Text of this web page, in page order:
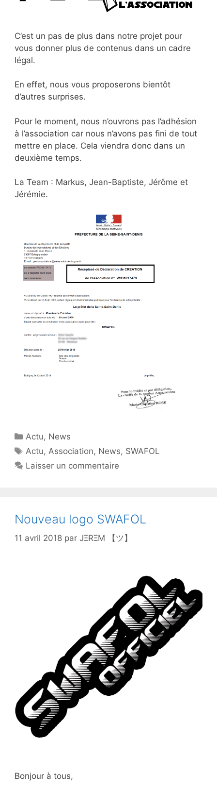
C’est un pas de plus dans notre projet pour
vous donner plus de contenus dans un cadre
légal.
En effet, nous vous proposerons bientôt
d’autres surprises.
Pour le moment, nous n’ouvrons pas l’adhésion
à l’association car nous n’avons pas fini de tout
mettre en place. Cela viendra donc dans un
deuxième temps.
La Team : Markus, Jean-Baptiste, Jérôme et
Jérémie.
Catégories
Actu, News
Étiquettes
Actu,Association, News, SWAFOL
Laisser un commentaire
Nouveau logo SWAFOL
11 avril 2018 par JΞRΞM 【ツ】
Bonjour à tous,